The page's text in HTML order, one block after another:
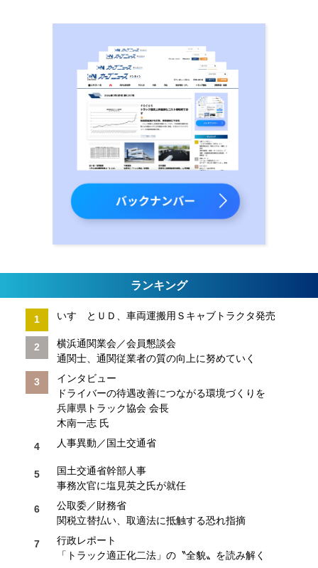
ランキング
いすゞとＵＤ、車両運搬用Ｓキャブトラクタ発売
横浜通関業会／会員懇談会
通関士、通関従業者の質の向上に努めていく
インタビュー
ドライバーの待遇改善につながる環境づくりを
兵庫県トラック協会 会長
木南一志 氏
人事異動／国土交通省
国土交通省幹部人事
事務次官に塩見英之氏が就任
公取委／財務省
関税立替払い、取適法に抵触する恐れ指摘
行政レポート
「トラック適正化二法」の〝全貌〟を読み解く